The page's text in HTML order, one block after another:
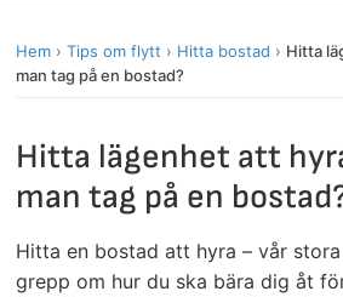
Hem › Tips om flytt › Hitta bostad › Hitta
man tag på en bostad?
Hitta lägenhet att
man tag på en
Hitta en bostad att hyra – vår
grepp om hur du ska bära dig åt